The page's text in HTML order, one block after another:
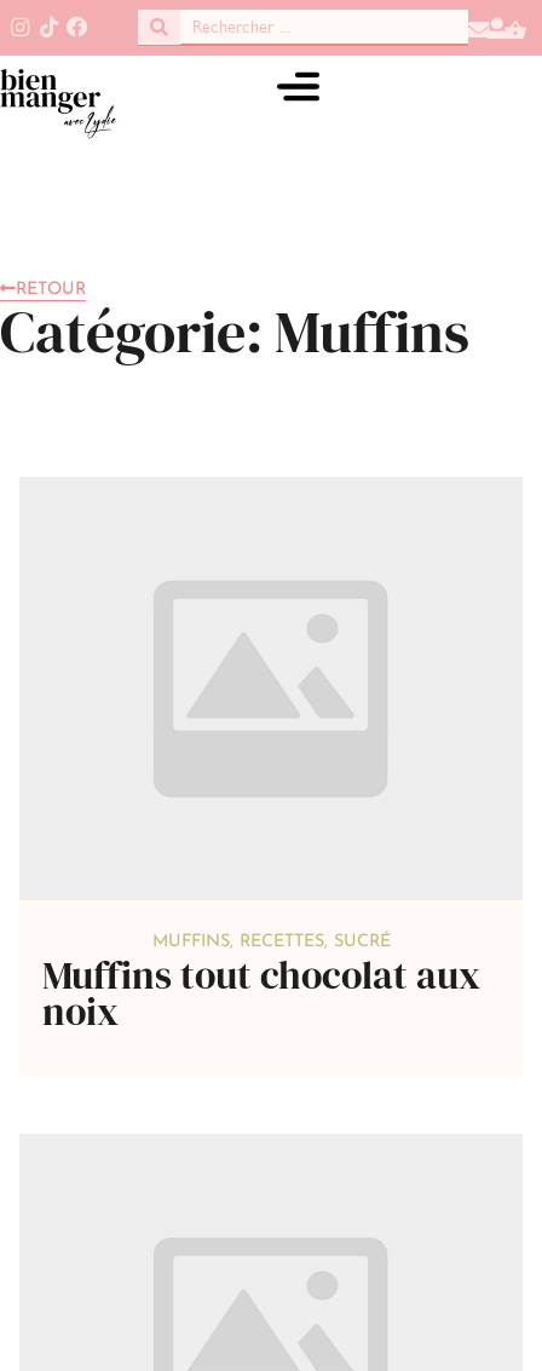
RETOUR
Catégorie: Muffins
MUFFINS, RECETTES, SUCRÉ
Muffins tout chocolat aux
noix